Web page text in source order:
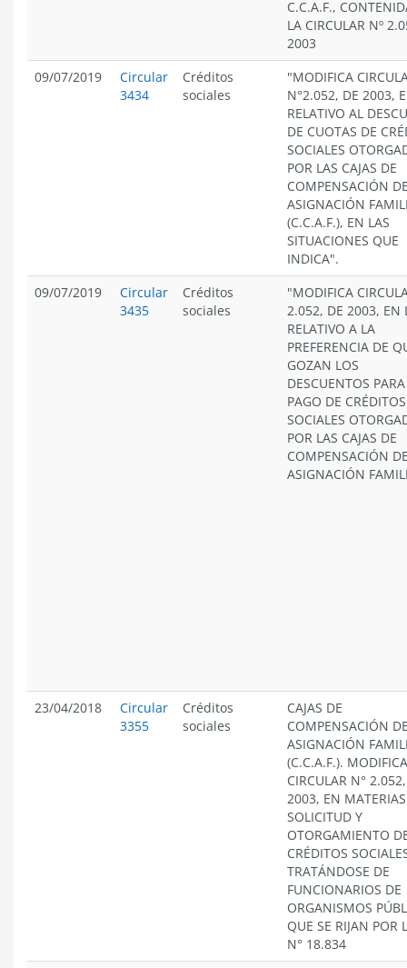
C.C.A.F.,
LA CIRCULAR Nº
2003
09/07/2019
Circular
3434
Créditos
sociales
"MODIFICA
N°2.052, DE 2003,
RELATIVO AL
DE CUOTAS DE
SOCIALES
POR LAS CAJAS DE
COMPENSACIÓN
ASIGNACIÓN
(C.C.A.F.), EN LAS
SITUACIONES QUE
INDICA".
09/07/2019
Circular
3435
Créditos
sociales
"MODIFICA
2.052, DE 2003, EN
RELATIVO A LA
PREFERENCIA DE
GOZAN LOS
DESCUENTOS
PAGO DE CRÉDITOS
SOCIALES
POR LAS CAJAS DE
COMPENSACIÓN
ASIGNACIÓN
23/04/2018
Circular
3355
Créditos
sociales
CAJAS DE
COMPENSACIÓN
ASIGNACIÓN
(C.C.A.F.). MODIFICA
CIRCULAR N°
2003, EN
SOLICITUD Y
OTORGAMIENTO
CRÉDITOS
TRATÁNDOSE DE
FUNCIONARIOS DE
ORGANISMOS
QUE SE RIJAN POR
N° 18.834